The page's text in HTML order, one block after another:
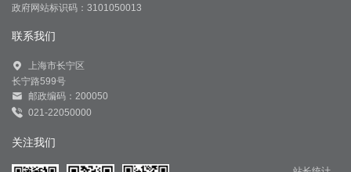
政府网站标识码：3101050013
联系我们
上海市长宁区
长宁路599号
邮政编码：200050
021-22050000
关注我们